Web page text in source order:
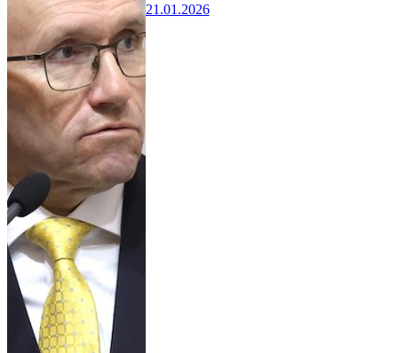
21.01.2026